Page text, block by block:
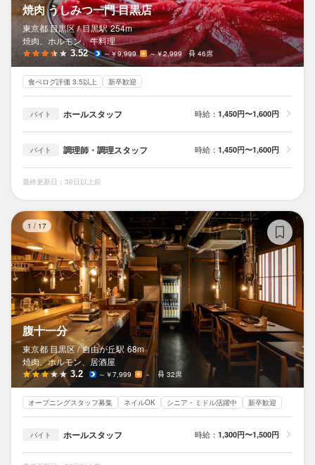
焼肉 うしみつ一門 目黒店
東京都 目黒区 / 目黒駅 254m
焼肉、ホルモン、牛料理
3.52 ～￥9,999 ～￥2,999 46席
食べログ評価 3.5以上 新卒歓迎
バイト ホールスタッフ 時給： 1,450円〜1,600円
バイト 調理師・調理スタッフ 時給： 1,450円〜1,600円
最終更新日：30日以上前
1 / 17
腹十一分
東京都 目黒区 / 自由が丘駅 68m
焼肉、ホルモン、居酒屋
3.2 ～￥7,999 － 32席
オープニングスタッフ募集 ネイルOK シニア・ミドル活躍中 新卒歓迎
バイト ホールスタッフ 時給： 1,300円〜1,500円